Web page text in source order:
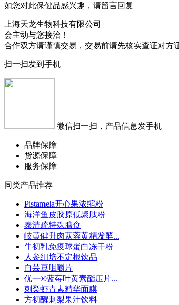
如您对此保健品感兴趣，请留言回复
上海天龙生物科技有限公司
会主动与您接洽！
合作双方请谨慎交易，交易前请先核实查证对方
扫一扫发到手机
微信扫一扫，产品信息发手机
品牌保障
货源保障
服务保障
同类产品推荐
Pistamela开心果浓缩粉
海洋鱼皮胶原低聚肽粉
泰清疏特殊膳食
岐黄健升肉苁蓉黄精发酵...
牛初乳免疫球蛋白冻干粉
人参组培不定根饮品
白芸豆咀嚼片
优一®蓝莓叶黄素酯压片...
刺梨虾青素精华面膜
方初醒刺梨果汁饮料